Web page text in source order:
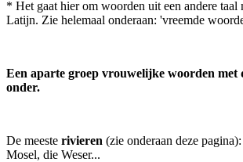
* Het gaat hier om woorden uit een andere taal
Latijn. Zie helemaal onderaan: 'vreemde
Een aparte groep vrouwelijke woorden met
onder.
De meeste rivieren (zie onderaan deze
Mosel, die Weser...